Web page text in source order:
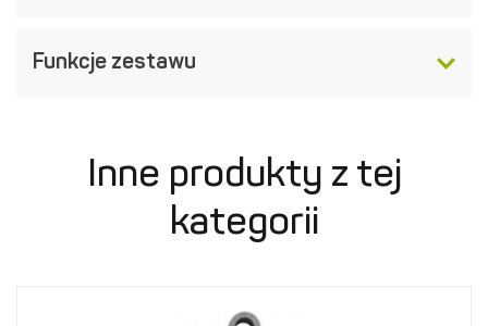
Funkcje zestawu
Inne produkty z tej
kategorii